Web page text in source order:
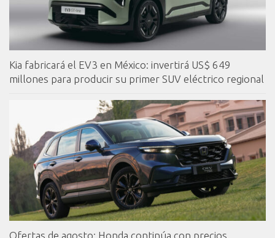
Kia fabricará el EV3 en México: invertirá US$ 649
millones para producir su primer SUV eléctrico regional
Ofertas de agosto: Honda continúa con precios